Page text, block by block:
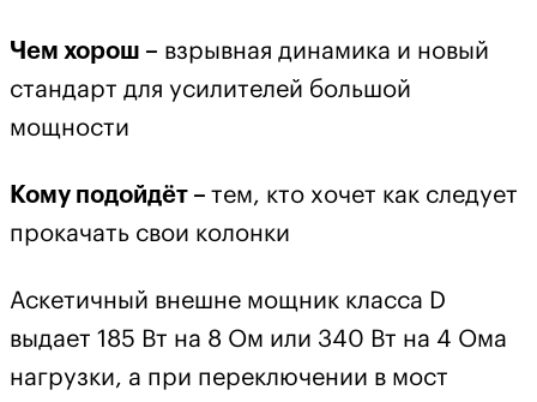
Чем хорош – взрывная динамика и новый
стандарт для усилителей большой
мощности
Кому подойдёт – тем, кто хочет как следует
прокачать свои колонки
Аскетичный внешне мощник класса D
выдает 185 Вт на 8 Ом или 340 Вт на 4 Ома
нагрузки, а при переключении в мост